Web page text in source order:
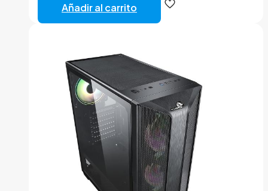
Añadir al carrito